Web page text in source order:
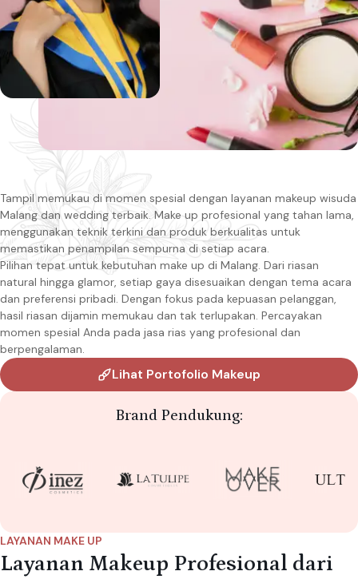
Tampil memukau di momen spesial dengan layanan makeup wisuda
Malang dan wedding terbaik. Make up profesional yang tahan lama,
menggunakan teknik terkini dan produk berkualitas untuk
memastikan penampilan sempurna di setiap acara.
Pilihan tepat untuk kebutuhan make up di Malang. Dari riasan
natural hingga glamor, setiap gaya disesuaikan dengan tema acara
dan preferensi pribadi. Dengan fokus pada kepuasan pelanggan,
hasil riasan dijamin memukau dan tak terlupakan. Percayakan
momen spesial Anda pada jasa rias yang profesional dan
berpengalaman.
Lihat Portofolio Makeup
Brand Pendukung:
LAYANAN MAKE UP
Layanan Makeup Profesional dari